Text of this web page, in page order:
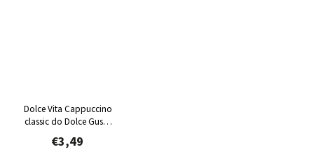
Dolce Vita Cappuccino
classic do Dolce Gusto
12 kapsúl
€3,49